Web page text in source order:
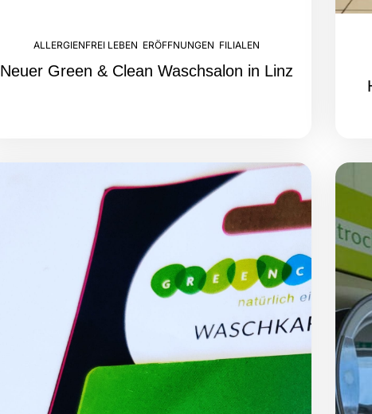
ALLERGIENFREI LEBEN ERÖFFNUNGEN FILIALEN
Neuer Green & Clean Waschsalon in Linz